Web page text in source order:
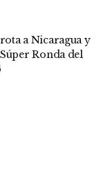
a Nicaragua y
Ronda del